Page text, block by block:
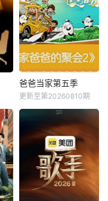
爸爸当家第五季
更新至第20260810期